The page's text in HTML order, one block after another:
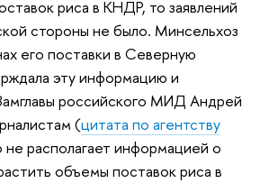
риса в КНДР, то заявлений
стороны не было. Минсельхоз
его поставки в Северную
эту информацию и
российского МИД Андрей
(цитата по агентству
не располагает информацией о
объемы поставок риса в